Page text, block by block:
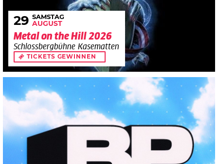
29 SAMSTAG
AUGUST
Metal on the Hill 2026
Schlossbergbühne Kasematten
TICKETS GEWINNEN